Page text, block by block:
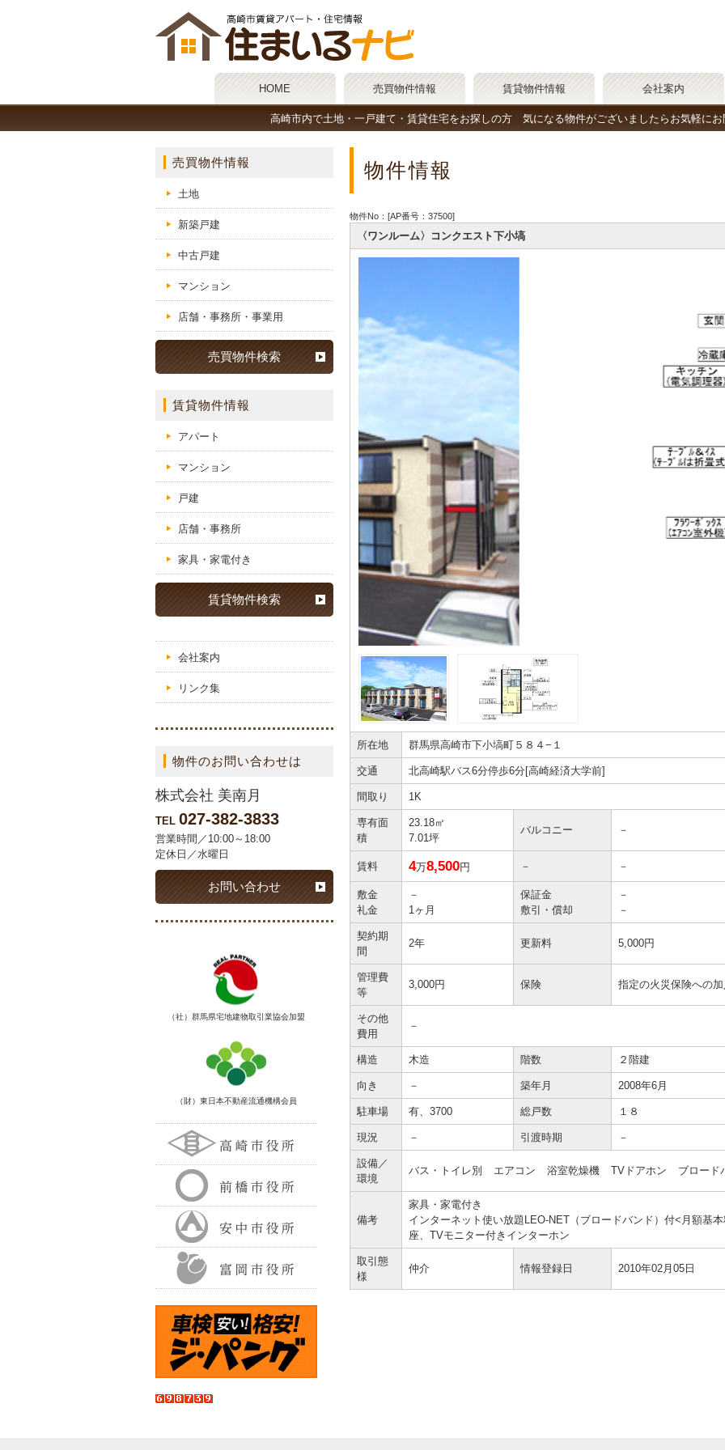
HOME 売買物件情報 賃貸物件情報 会社案内
高崎市内で土地・一戸建て・賃貸住宅をお探しの方 気になる物件がございましたらお気軽に
物件情報
物件No：[AP番号：37500]
〈ワンルーム〉コンクエスト下小塙
所在地 群馬県高崎市下小塙町５８４−１
交通 北高崎駅バス6分停歩6分[高崎経済大学前]
間取り 1K
専有面
積
23.18㎡
7.01坪
バルコニー －
賃料 4万8,500円 － －
敷金
礼金
－
1ヶ月
保証金
敷引・償却
－
－
契約期
間
2年 更新料 5,000円
管理費
等
3,000円 保険 指定の火災保険への
その他
費用
－
構造 木造 階数 ２階建
向き － 築年月 2008年6月
駐車場 有、3700 総戸数 １８
現況 － 引渡時期 －
設備／
環境
バス・トイレ別 エアコン 浴室乾燥機 TVドアホン ブロード
備考
家具・家電付き
インターネット使い放題LEO-NET（ブロードバンド）付<月額基
座、TVモニター付きインターホン
取引態
様
仲介 情報登録日 2010年02月05日
売買物件情報
土地
新築戸建
中古戸建
マンション
店舗・事務所・事業用
売買物件検索
賃貸物件情報
アパート
マンション
戸建
店舗・事務所
家具・家電付き
賃貸物件検索
会社案内
リンク集
物件のお問い合わせは
株式会社 美南月
TEL 027-382-3833
営業時間／10:00～18:00
定休日／水曜日
お問い合わせ
（社）群馬県宅地建物取引業協会加盟
（財）東日本不動産流通機構会員